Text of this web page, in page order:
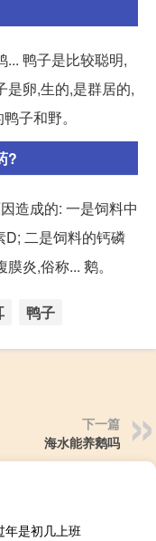
... 鸭子是比较聪明,
是卵,生的,是群居的,
子和野。
?
造成的: 一是饲料中
二是饲料的钙磷
炎,俗称... 鹅。
鸭子
下一篇
海水能养鹅吗
年是初几上班